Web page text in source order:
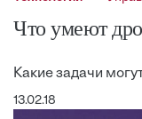
Что умеют
Какие задачи
13.02.18